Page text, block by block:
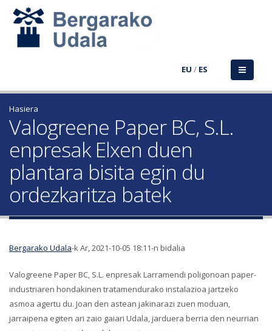
EU / ES
Hasiera
Valogreene Paper BC, S.L.
enpresak Elxen duen
plantara bisita egin du
ordezkaritza batek
Bergarako Udala-k Ar, 2021-10-05 18:11-n bidalia
Valogreene Paper BC, S.L. enpresak Larramendi poligonoan paper-
industriaren hondakinen tratamendurako instalazioa jartzeko
asmoa agertu du. Joan den astean jakinarazi zuen moduan,
jarraipena egiten ari zaio gaiari Udala, jarduera berria den neurrian